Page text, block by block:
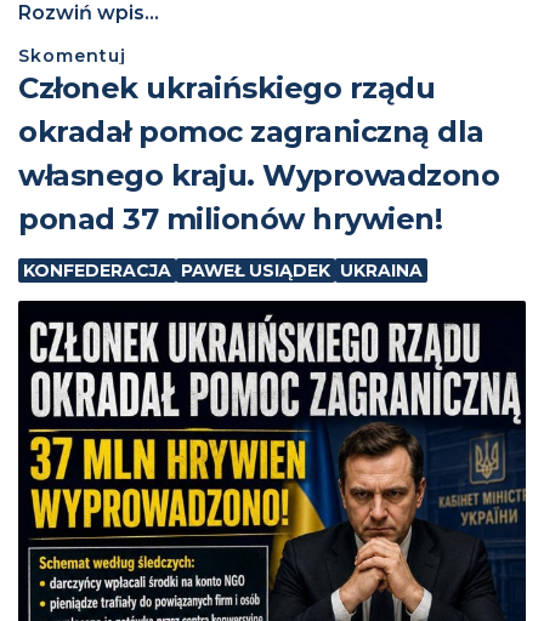
Rozwiń wpis...
Skomentuj
Członek ukraińskiego rządu
okradał pomoc zagraniczną dla
własnego kraju. Wyprowadzono
ponad 37 milionów hrywien!
KONFEDERACJA PAWEŁ USIĄDEK UKRAINA